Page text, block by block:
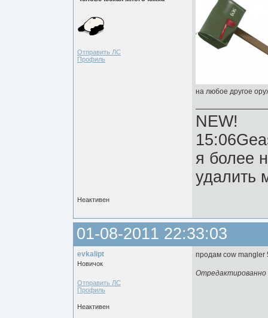
Отправить ЛС
Профиль
на любое другое
NEW!
я более
удалить
Неактивен
01-08-2011 22:33:03
evkalipt
Новичок
Отправить ЛС
Профиль
продам cow mangler
Отредактированно
Неактивен